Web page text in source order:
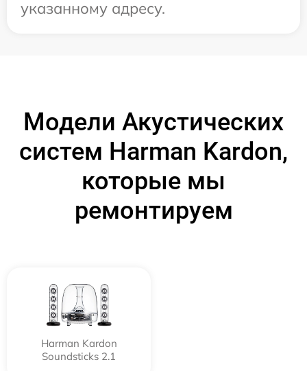
указанному адресу.
Модели Акустических
систем Harman Kardon,
которые мы
ремонтируем
Harman Kardon
Soundsticks 2.1